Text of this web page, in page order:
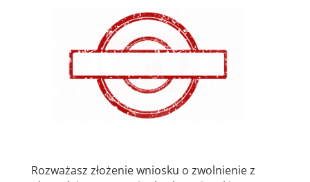
Rozważasz złożenie wniosku o zwolnienie z